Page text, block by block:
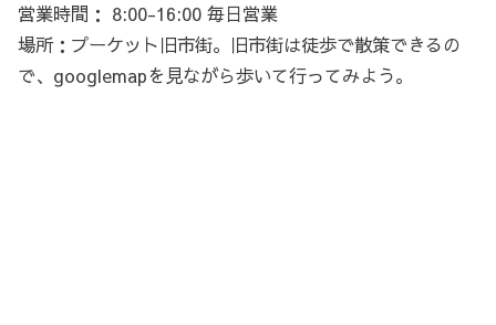
営業時間： 8:00-16:00 毎日営業
場所：プーケット旧市街。旧市街は徒歩で散策できるの
で、googlemapを見ながら歩いて行ってみよう。